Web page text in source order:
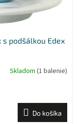
s podšálkou Edex
Skladom (1 balenie)
Do košíka